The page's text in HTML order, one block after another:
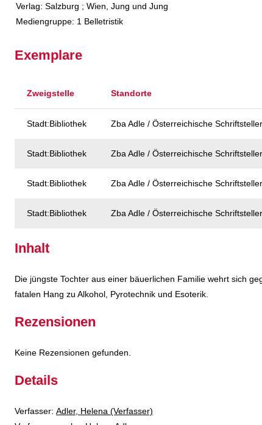
Verlag: Salzburg ; Wien, Jung und Jung
Mediengruppe: 1 Belletristik
Exemplare
Zweigstelle Standorte
Stadt:Bibliothek Zba Adle / Österreichische
Stadt:Bibliothek Zba Adle / Österreichische
Stadt:Bibliothek Zba Adle / Österreichische
Stadt:Bibliothek Zba Adle / Österreichische
Inhalt
Die jüngste Tochter aus einer bäuerlichen Familie wehrt sich
fatalen Hang zu Alkohol, Pyrotechnik und Esoterik.
Rezensionen
Keine Rezensionen gefunden.
Details
Verfasser: Suche nach diesem Verfasser
Adler, Helena (Verfasser)